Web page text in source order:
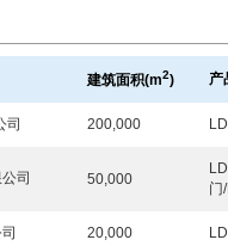
建筑面积(m2) 产
司 200,000
司 50,000
门
20,000